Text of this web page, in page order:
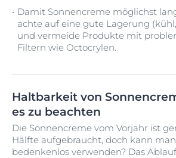
Damit Sonnencreme möglichst
achte auf eine gute Lagerung
und vermeide Produkte mit
Filtern wie Octocrylen.
Haltbarkeit von
es zu beachten
Die Sonnencreme vom Vorjahr ist
Hälfte aufgebraucht, doch kann
bedenkenlos verwenden? Das